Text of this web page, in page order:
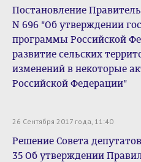
Постановление
N 696 "Об утверждении
программы Российской
развитие сельских
изменений в некоторые
Российской Федерации"
26 Сентября 2017 года, 11:40
Решение Совета
35 Об утверждении